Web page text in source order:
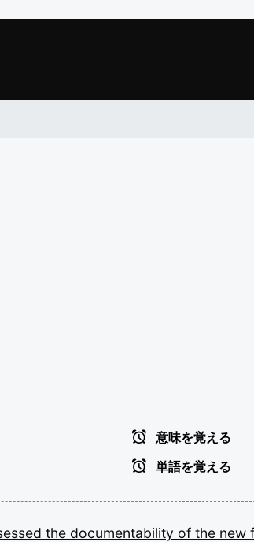
意味を覚える
単語を覚える
the documentability of the new